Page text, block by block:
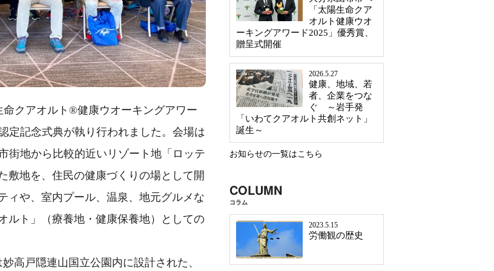
命クアオルト®健康ウオーキングアワー
定記念式典が執り行われました。会場は
街地から比較的近いリゾート地「ロッテ
敷地を、住民の健康づくりの場として開
ィや、室内プール、温泉、地元グルメな
ルト」（療養地・健康保養地）としての
高戸隠連山国立公園内に設計された、
「太陽生命クア
オルト健康ウオ
ーキングアワード2025」優秀賞、
贈呈式開催
2026.5.27
健康、地域、若
者、企業をつな
ぐ ～岩手発
「いわてクアオルト共創ネット」
誕生～
お知らせの一覧はこちら
COLUMN
コラム
2023.5.15
労働観の歴史